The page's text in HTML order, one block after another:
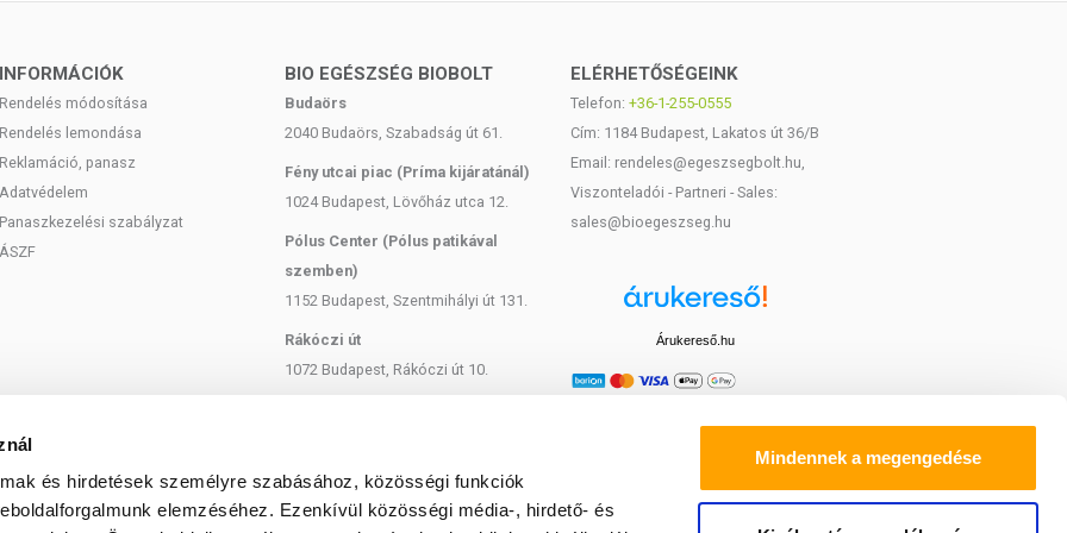
és hirdetések személyre szabásához, közösségi funkciók
elemzéséhez. Ezenkívül közösségi média-, hirdető- és
Mindennek a megengedése
ROSACEÁS BŐRRE GYAKOROLT FŐBB
bizonyítottan hatékony a kapilláris tágulatok és az
növényi hatóanyag erősíti a hajszálerek falát,
kedvezően befolyásolhatja a rosaceára hajlamos,
szavannáin őshonos karitéfa diójából nyert anyag,
szerint számos bőrproblémára nyújthat
bőrgyulladás, hegek, sebek, égési sérülések.
hatásokkal szemben
hatású
INFORMÁCIÓK
Rendelés módosítása
Rendelés lemondása
Reklamáció, panasz
Adatvédelem
Panaszkezelési szabályzat
ÁSZF
BIO EGÉSZSÉG BIOBOLT
Budaörs
2040 Budaörs, Szabadság út 61.
Fény utcai piac (Príma kijáratánál)
1024 Budapest, Lövőház utca 12.
Pólus Center (Pólus patikával
szemben)
1152 Budapest, Szentmihályi út 131.
Rákóczi út
1072 Budapest, Rákóczi út 10.
Bartók Béla
ELÉRHETŐSÉGEINK
Telefon: +36-1-255-0555
Cím: 1184 Budapest, Lakatos út 36/B
Email: rendeles@egeszsegbolt.hu,
Viszonteladói - Partneri - Sales:
sales@bioegeszseg.hu
Árukereső.hu